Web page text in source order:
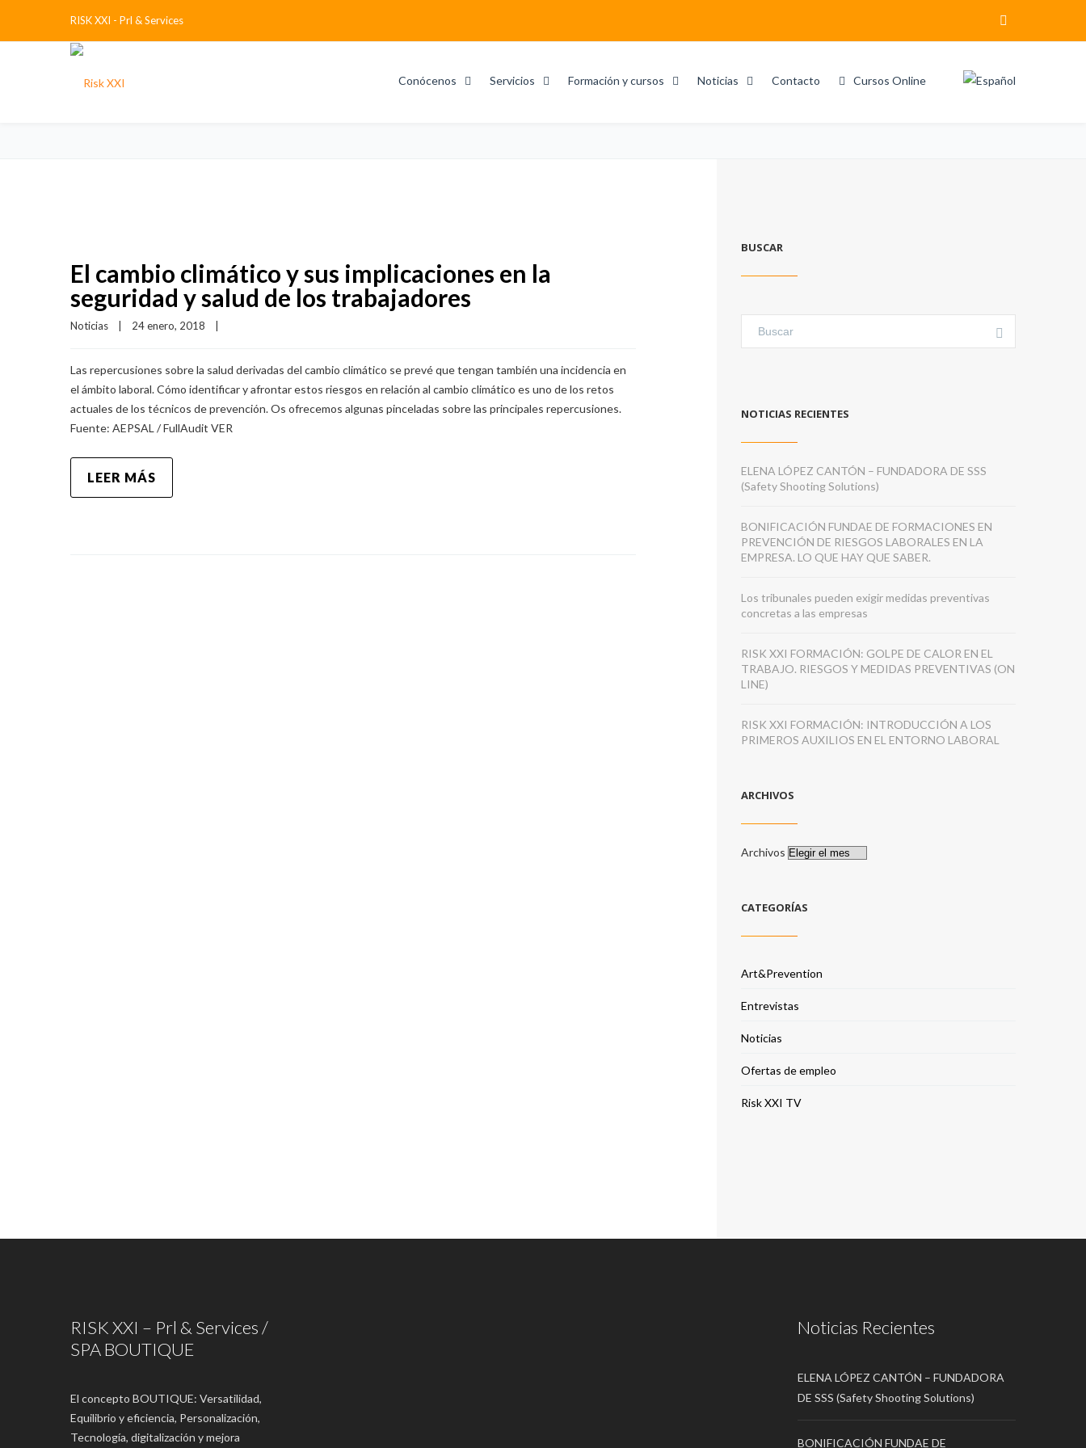
RISK XXI - Prl & Services
Conócenos Servicios Formación y cursos Noticias Contacto Cursos Online
El cambio climático y sus implicaciones en la
seguridad y salud de los trabajadores
Noticias 24 enero, 2018
Las repercusiones sobre la salud derivadas del cambio climático se prevé que tengan también una incidencia en
el ámbito laboral. Cómo identificar y afrontar estos riesgos en relación al cambio climático es uno de los retos
actuales de los técnicos de prevención. Os ofrecemos algunas pinceladas sobre las principales repercusiones.
Fuente: AEPSAL / FullAudit VER
LEER MÁS
BUSCAR
NOTICIAS RECIENTES
ELENA LÓPEZ CANTÓN – FUNDADORA DE SSS
(Safety Shooting Solutions)
BONIFICACIÓN FUNDAE DE FORMACIONES EN
PREVENCIÓN DE RIESGOS LABORALES EN LA
EMPRESA. LO QUE HAY QUE SABER.
Los tribunales pueden exigir medidas preventivas
concretas a las empresas
RISK XXI FORMACIÓN: GOLPE DE CALOR EN EL
TRABAJO. RIESGOS Y MEDIDAS PREVENTIVAS (ON
LINE)
RISK XXI FORMACIÓN: INTRODUCCIÓN A LOS
PRIMEROS AUXILIOS EN EL ENTORNO LABORAL
ARCHIVOS
Archivos
CATEGORÍAS
Art&Prevention
Entrevistas
Noticias
Ofertas de empleo
Risk XXI TV
RISK XXI – Prl & Services /
SPA BOUTIQUE
El concepto BOUTIQUE: Versatilidad,
Equilibrio y eficiencia, Personalización,
Tecnología, digitalización y mejora
Noticias Recientes
ELENA LÓPEZ CANTÓN – FUNDADORA
DE SSS (Safety Shooting Solutions)
BONIFICACIÓN FUNDAE DE